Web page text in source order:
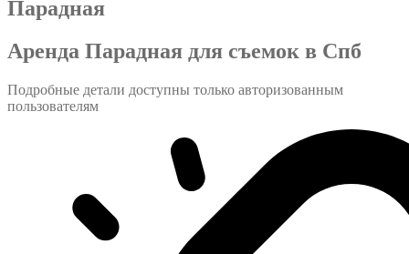
Парадная
Аренда Парадная для съемок в Спб
Подробные детали доступны только авторизованным
пользователям